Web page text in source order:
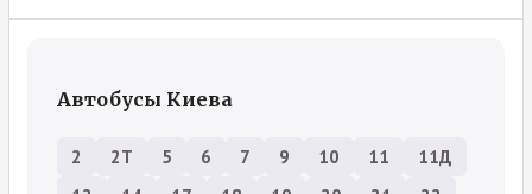
Автобусы Киева
2 2Т 5 6 7 9 10 11
11Д